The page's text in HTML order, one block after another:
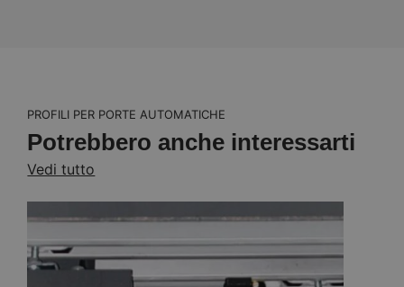
PROFILI PER PORTE AUTOMATICHE
Potrebbero anche interessarti
Vedi tutto